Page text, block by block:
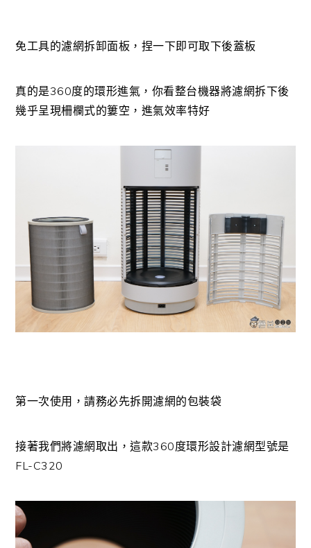
免工具的濾網拆卸面板，捏一下即可取下後蓋板
真的是360度的環形進氣，你看整台機器將濾網拆下後
幾乎呈現柵欄式的簍空，進氣效率特好
第一次使用，請務必先拆開濾網的包裝袋
接著我們將濾網取出，這款360度環形設計濾網型號是
FL-C320